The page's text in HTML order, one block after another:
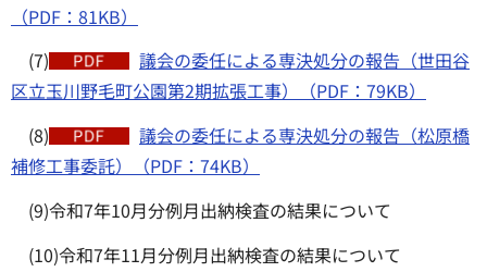
（PDF：81KB）
(7)
議会の委任による専決処分の報告（世田谷
区立玉川野毛町公園第2期拡張工事）（PDF：79KB）
(8)
議会の委任による専決処分の報告（松原橋
補修工事委託）（PDF：74KB）
(9)令和7年10月分例月出納検査の結果について
(10)令和7年11月分例月出納検査の結果について